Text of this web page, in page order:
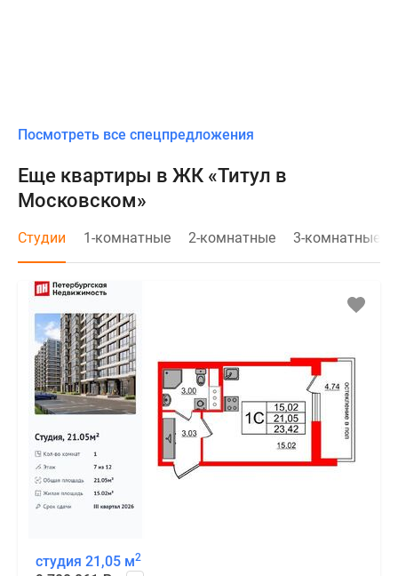
Посмотреть все спецпредложения
Еще квартиры в ЖК «Титул в
Московском»
Студии 1-комнатные 2-комнатные 3-комнатные
студия 21,05 м2